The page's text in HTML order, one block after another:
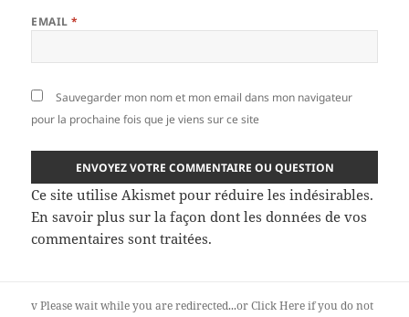
EMAIL*
Sauvegarder mon nom et mon email dans mon navigateur
pour la prochaine fois que je viens sur ce site
Ce site utilise Akismet pour réduire les indésirables.
En savoir plus sur la façon dont les données de vos
commentaires sont traitées.
vPlease wait while you are redirected...orClick Hereif you do not